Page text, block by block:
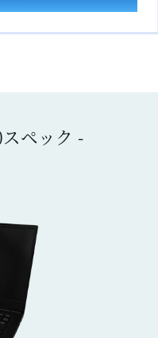
ペック -